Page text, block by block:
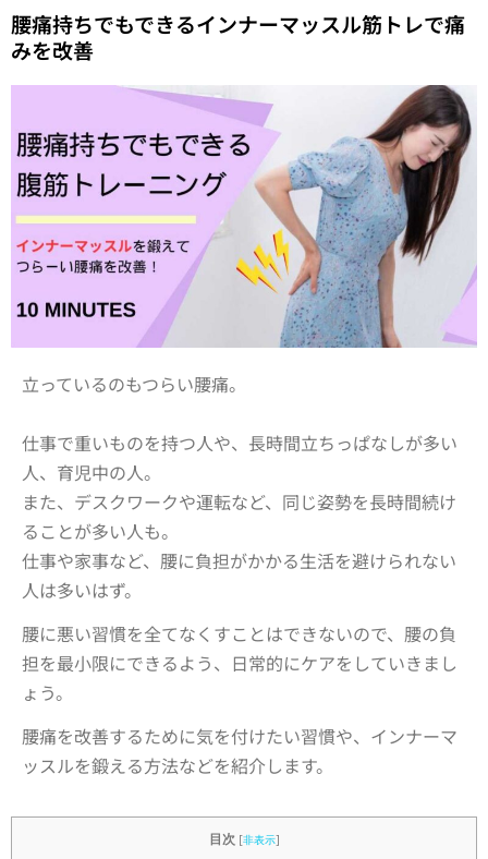
腰痛持ちでもできるインナーマッスル筋トレで痛
みを改善
立っているのもつらい腰痛。
仕事で重いものを持つ人や、長時間立ちっぱなしが多い
人、育児中の人。
また、デスクワークや運転など、同じ姿勢を長時間続け
ることが多い人も。
仕事や家事など、腰に負担がかかる生活を避けられない
人は多いはず。
腰に悪い習慣を全てなくすことはできないので、腰の負
担を最小限にできるよう、日常的にケアをしていきまし
ょう。
腰痛を改善するために気を付けたい習慣や、インナーマ
ッスルを鍛える方法などを紹介します。
目次 [非表示]